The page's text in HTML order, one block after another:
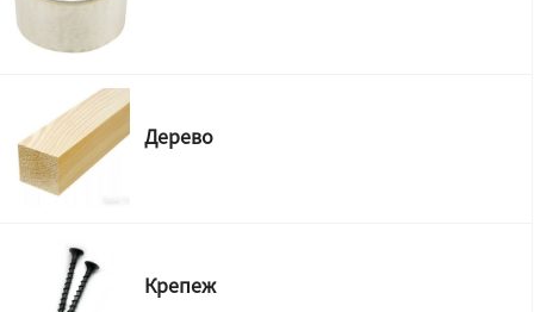
Дерево
Крепеж